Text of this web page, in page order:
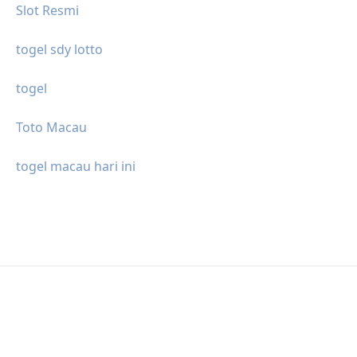
Slot Resmi
togel sdy lotto
togel
Toto Macau
togel macau hari ini